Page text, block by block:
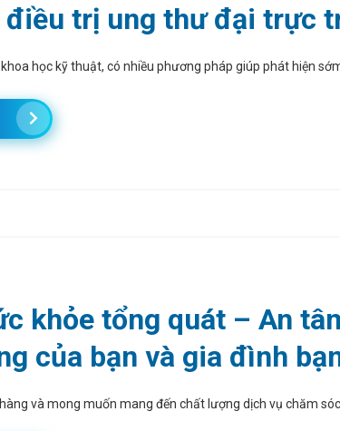
trị ung thư đại trực
học kỹ thuật, có nhiều phương pháp giúp phát hiện sớm
khỏe tổng quát – An
của bạn và gia đình
và mong muốn mang đến chất lượng dịch vụ chăm sóc